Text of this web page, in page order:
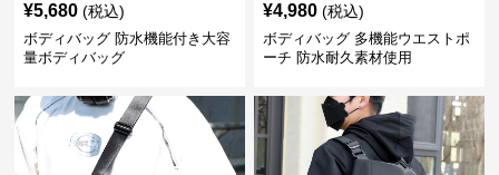
¥5,680 (税込)
ボディバッグ 防水機能付き大容
量ボディバッグ
¥4,980 (税込)
ボディバッグ 多機能ウエストポ
ーチ 防水耐久素材使用